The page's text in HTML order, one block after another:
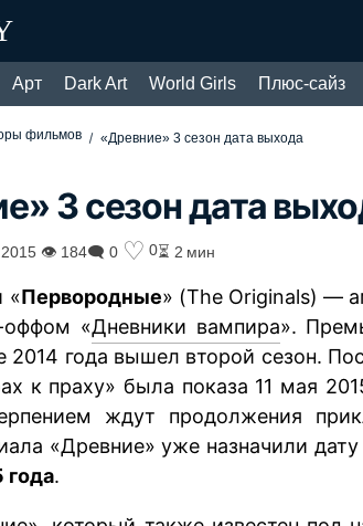
Арт Dark Art World Girls Плюс-сайз
фильмов «Древние» 3 сезон дата выхода
3 сезон дата
👁 184🗨 0 ♡ 0⏳ 2 мин
«Первородные» (The Originals) —
оффом «Дневники вампира».
2014 года вышел второй сезон.
к праху» была показа 11 мая
ждут продолжения
«Древние» уже назначили
года.